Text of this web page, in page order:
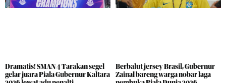
Dramatis! SMAN 4 Tarakan segel
gelar juara Piala Gubernur Kaltara
Berbalut jersey Brasil, Gubernur
Zainal bareng warga nobar laga